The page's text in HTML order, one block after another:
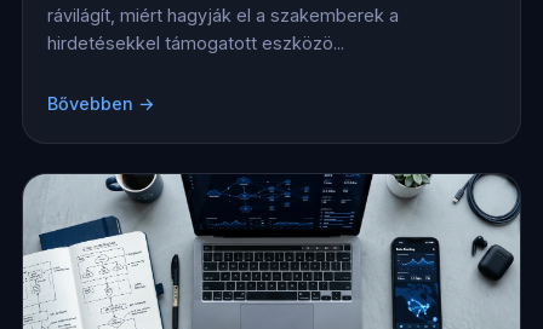
rávilágít, miért hagyják el a szakemberek a
hirdetésekkel támogatott eszközö...
Bővebben →